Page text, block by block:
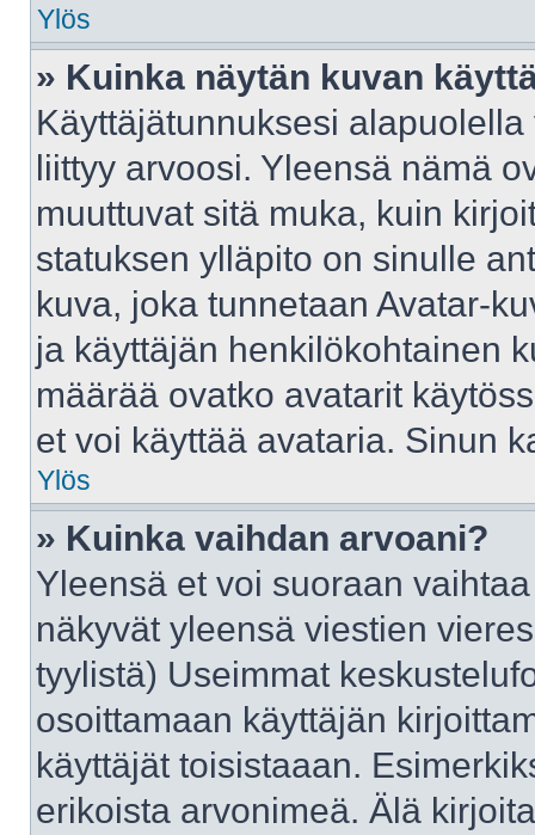
Ylös
» Kuinka näytän kuvan
Käyttäjätunnuksesi
liittyy arvoosi. Yleensä nämä
muuttuvat sitä muka, kuin
statuksen ylläpito on sinulle
kuva, joka tunnetaan Avatar-
ja käyttäjän henkilökohtainen
määrää ovatko avatarit
et voi käyttää avataria. Sinun
Ylös
» Kuinka vaihdan arvoani?
Yleensä et voi suoraan
näkyvät yleensä viestien
tyylistä) Useimmat
osoittamaan käyttäjän
käyttäjät toisistaaan.
erikoista arvonimeä. Älä